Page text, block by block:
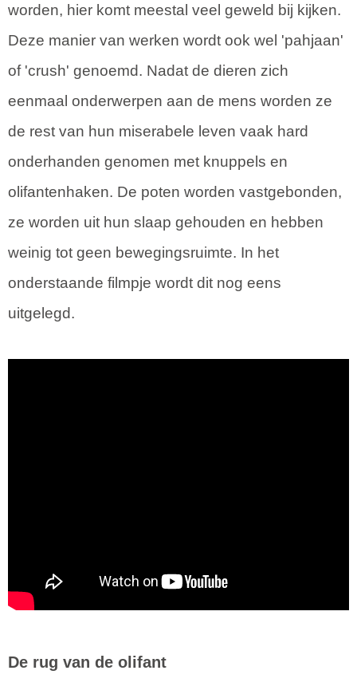
worden, hier komt meestal veel geweld bij kijken.
Deze manier van werken wordt ook wel 'pahjaan'
of 'crush' genoemd. Nadat de dieren zich
eenmaal onderwerpen aan de mens worden ze
de rest van hun miserabele leven vaak hard
onderhanden genomen met knuppels en
olifantenhaken. De poten worden vastgebonden,
ze worden uit hun slaap gehouden en hebben
weinig tot geen bewegingsruimte. In het
onderstaande filmpje wordt dit nog eens
uitgelegd.
De rug van de olifant